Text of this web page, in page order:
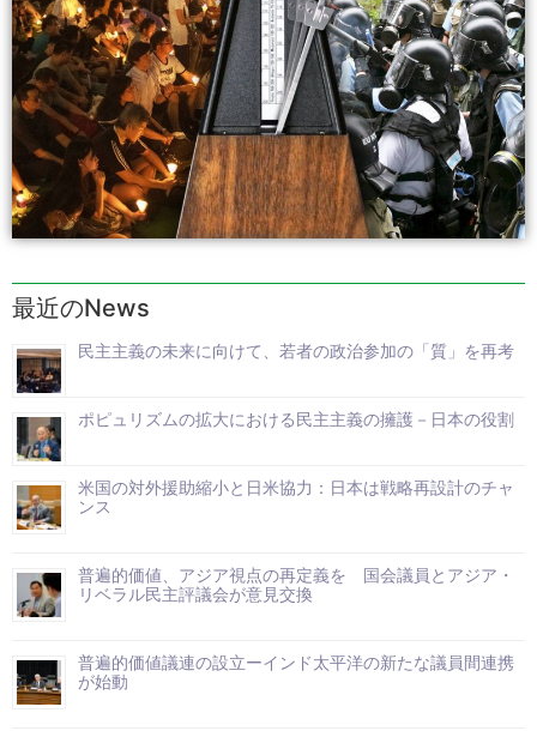
最近のNews
民主主義の未来に向けて、若者の政治参加の「質」を再考
ポピュリズムの拡大における民主主義の擁護－日本の役割
米国の対外援助縮小と日米協力：日本は戦略再設計のチャ
ンス
普遍的価値、アジア視点の再定義を 国会議員とアジア・
リベラル民主評議会が意見交換
普遍的価値議連の設立ーインド太平洋の新たな議員間連携
が始動